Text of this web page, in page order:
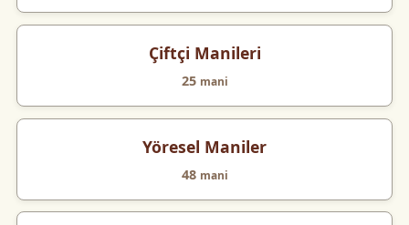
Çiftçi Manileri
25 mani
Yöresel Maniler
48 mani